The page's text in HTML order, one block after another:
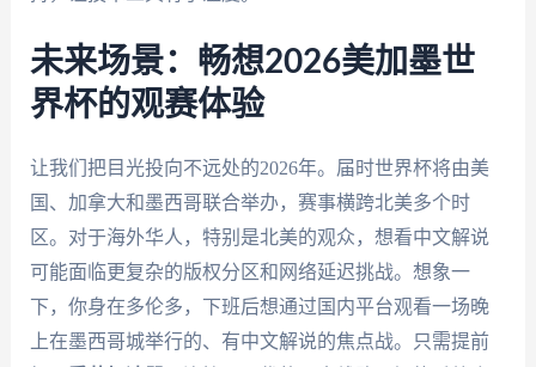
未来场景：畅想2026美加墨世
界杯的观赛体验
让我们把目光投向不远处的2026年。届时世界杯将由美
国、加拿大和墨西哥联合举办，赛事横跨北美多个时
区。对于海外华人，特别是北美的观众，想看中文解说
可能面临更复杂的版权分区和网络延迟挑战。想象一
下，你身在多伦多，下班后想通过国内平台观看一场晚
上在墨西哥城举行的、有中文解说的焦点战。只需提前